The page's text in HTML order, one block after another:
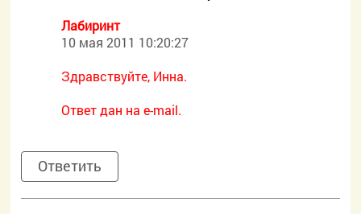
Лабиринт
10 мая 2011 10:20:27
Здравствуйте, Инна.
Ответ дан на e-mail.
Ответить